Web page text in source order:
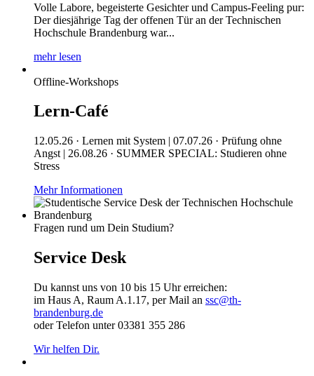
Volle Labore, begeisterte Gesichter und Campus-Feeling pur:
Der diesjährige Tag der offenen Tür an der Technischen
Hochschule Brandenburg war...
mehr lesen
Offline-Workshops
Lern-Café
12.05.26 · Lernen mit System | 07.07.26 · Prüfung ohne
Angst | 26.08.26 · SUMMER SPECIAL: Studieren ohne
Stress
Mehr Informationen
Fragen rund um Dein Studium?
Service Desk
Du kannst uns von 10 bis 15 Uhr erreichen:
im Haus A, Raum A.1.17, per Mail an ssc@th-
brandenburg.de
oder Telefon unter 03381 355 286
Wir helfen Dir.